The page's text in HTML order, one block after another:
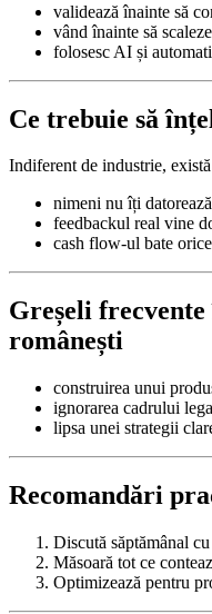
validează înainte să
vând înainte să scaleze
folosesc AI și
Ce trebuie să
Indiferent de industrie,
nimeni nu îți
feedbackul real vine
cash flow-ul bate
Greșeli
românești
construirea unui
ignorarea cadrului
lipsa unei strategii
Recomandări
Discută săptămânal
Măsoară tot ce
Optimizează pentru